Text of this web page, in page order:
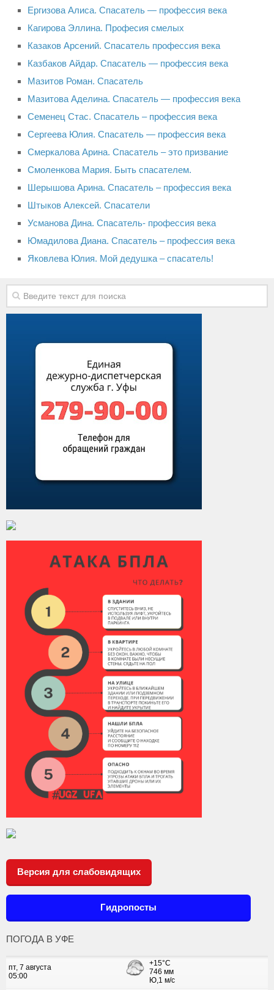
Виды деятельности
УГЗ рекомендует
Памятки населению
Как стать спасателем
Уголок гражданской обороны
СМИ о нас
Конкурсы
Наша работа
Фотогалерея
Контакты
Вакансии
Ергизова Алиса. Спасатель — профессия века
Кагирова Эллина. Професия смелых
Казаков Арсений. Спасатель профессия века
Казбаков Айдар. Спасатель — профессия века
Мазитов Роман. Спасатель
Мазитова Аделина. Спасатель — профессия века
Семенец Стас. Спасатель – профессия века
Сергеева Юлия. Спасатель — профессия века
Смеркалова Арина. Спасатель – это призвание
Смоленкова Мария. Быть спасателем.
Шерышова Арина. Спасатель – профессия века
Штыков Алексей. Спасатели
Усманова Дина. Спасатель- профессия века
Юмадилова Диана. Спасатель – профессия века
Яковлева Юлия. Мой дедушка – спасатель!
Версия для слабовидящих
Гидропосты
ПОГОДА В УФЕ